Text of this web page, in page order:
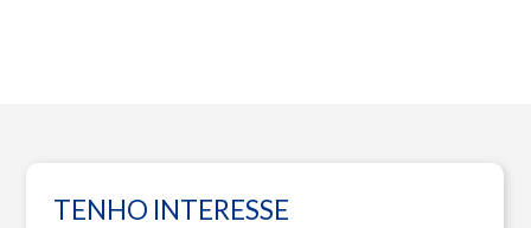
TENHO INTERESSE